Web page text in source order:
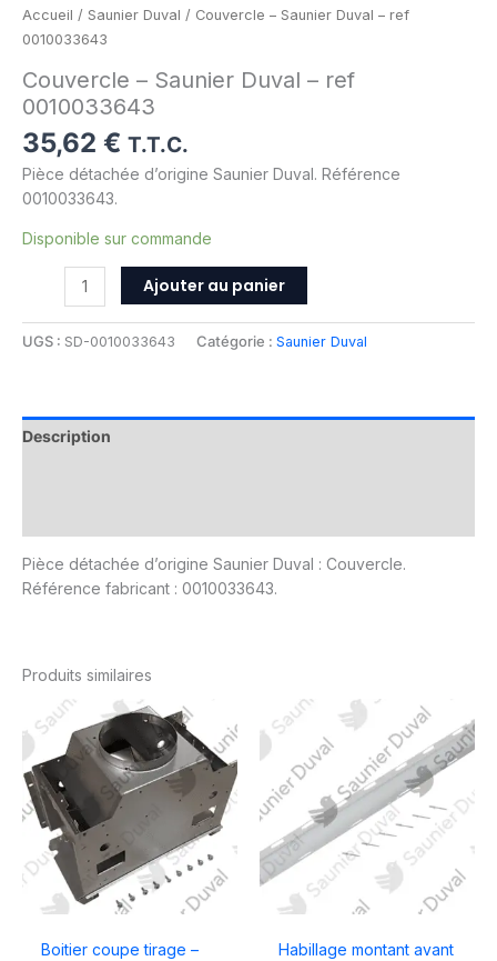
Accueil / Saunier Duval / Couvercle – Saunier Duval – ref
0010033643
Couvercle – Saunier Duval – ref
0010033643
35,62 € T.T.C.
Pièce détachée d’origine Saunier Duval. Référence
0010033643.
Disponible sur commande
Ajouter au panier
UGS : SD-0010033643 Catégorie : Saunier Duval
Description
Pièce détachée d’origine Saunier Duval : Couvercle.
Référence fabricant : 0010033643.
Produits similaires
Boitier coupe tirage –
Habillage montant avant